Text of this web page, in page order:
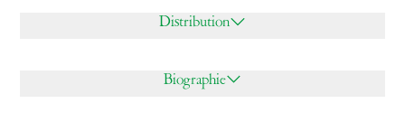
Distribution
Biographie